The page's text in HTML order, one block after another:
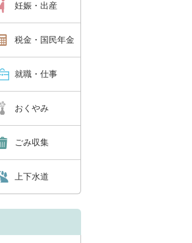
妊娠・出産
税金・国民年金
就職・仕事
おくやみ
ごみ収集
上下水道